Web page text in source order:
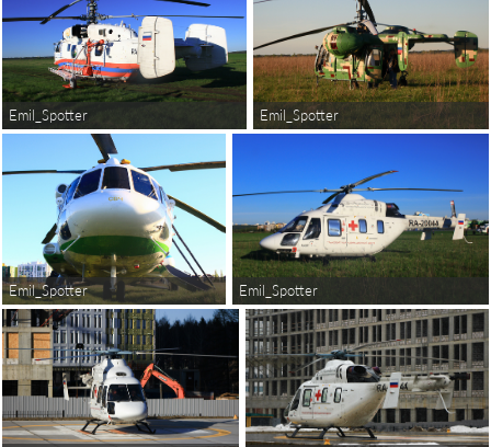
Emil_Spotter Emil_Spotter
Emil_Spotter Emil_Spotter